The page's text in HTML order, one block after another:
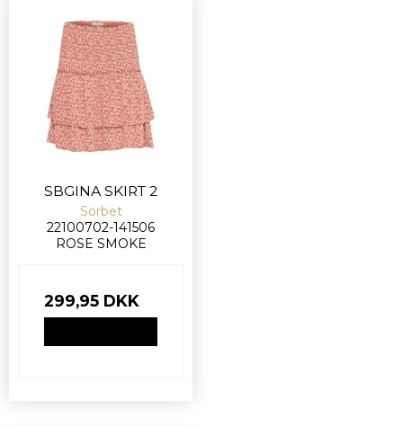
SBGINA SKIRT 2
Sorbet
22100702-141506
ROSE SMOKE
299,95 DKK